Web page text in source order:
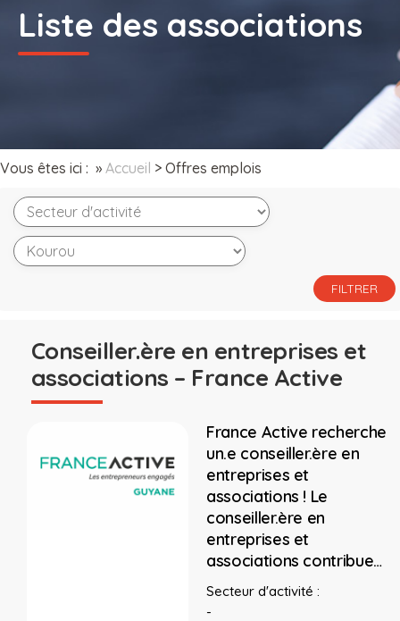
Liste des associations
Vous êtes ici : » Accueil > Offres emplois
Conseiller.ère en entreprises et
associations – France Active
France Active recherche
un.e conseiller.ère en
entreprises et
associations ! Le
conseiller.ère en
entreprises et
associations contribue…
Secteur d'activité :
-